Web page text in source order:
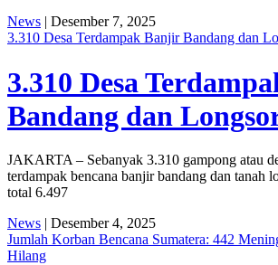
News | Desember 7, 2025
3.310 Desa Terdampak Banjir Bandang dan
3.310 Desa
Bandang dan
JAKARTA – Sebanyak 3.310 gampong atau
terdampak bencana banjir bandang dan tanah
total 6.497
News | Desember 4, 2025
Jumlah Korban Bencana Sumatera: 442
Hilang